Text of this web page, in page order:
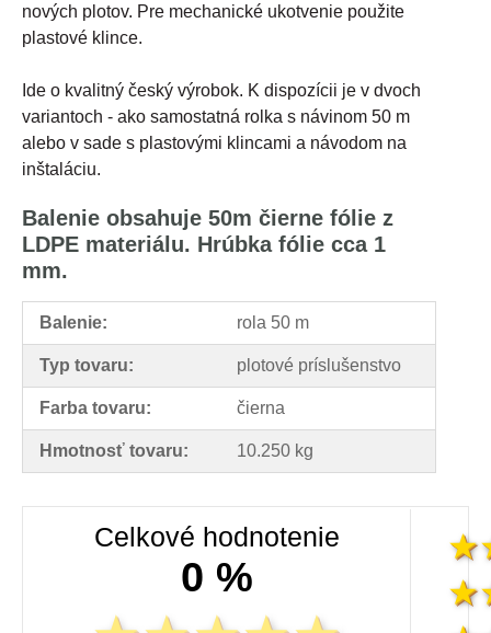
nových plotov. Pre mechanické ukotvenie použite
plastové klince.
Ide o kvalitný český výrobok. K dispozícii je v dvoch
variantoch - ako samostatná rolka s návinom 50 m
alebo v sade s plastovými klincami a návodom na
inštaláciu.
Balenie obsahuje 50m čierne fólie z
LDPE materiálu. Hrúbka fólie cca 1
mm.
Balenie: rola 50 m
Typ tovaru: plotové príslušenstvo
Farba tovaru: čierna
Hmotnosť tovaru: 10.250 kg
Celkové hodnotenie
0 %